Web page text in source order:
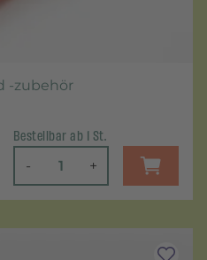
-zubehör
Bestellbar ab 1 St.
- +